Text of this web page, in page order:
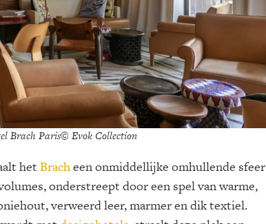
Brach Paris© Evok Collection
het Bracheen onmiddellijke omhullende sfeer
onderstreept door een spel van warme,
verweerd leer, marmer en dik textiel.